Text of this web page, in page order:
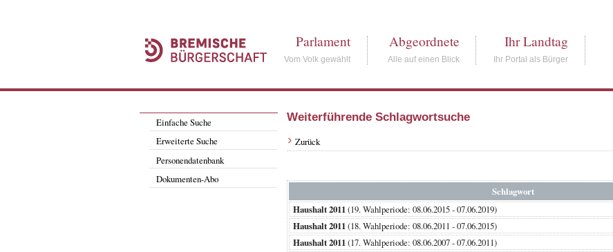
Parlament
Vom Volk gewählt
Abgeordnete
Alle auf einen Blick
Ihr Landtag
Ihr Portal als Bürger
Einfache Suche
Erweiterte Suche
Personendatenbank
Dokumenten-Abo
Weiterführende Schlagwortsuche
Zurück
Schlagwort
Haushalt 2011(19. Wahlperiode: 08.06.2015 - 07.06.2019)
Haushalt 2011(18. Wahlperiode: 08.06.2011 - 07.06.2015)
Haushalt 2011(17. Wahlperiode: 08.06.2007 - 07.06.2011)